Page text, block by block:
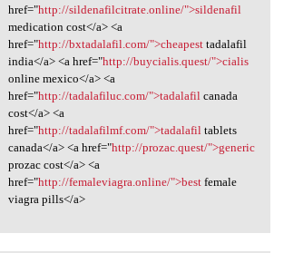
href="http://sildenafilcitrate.online/">sildenafil
medication cost</a> <a
href="http://bxtadalafil.com/">cheapesttadalafil
india</a> <a href="http://buycialis.quest/">cialis
online mexico</a> <a
href="http://tadalafiluc.com/">tadalafil canada
cost</a> <a
href="http://tadalafilmf.com/">tadalafil tablets
canada</a> <a href="http://prozac.quest/">generic
prozac cost</a> <a
href="http://femaleviagra.online/">bestfemale
viagra pills</a>